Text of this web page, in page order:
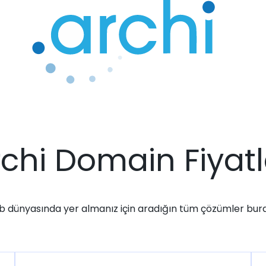
Domain
dünyasında yer almanız için aradığın tüm çözümler